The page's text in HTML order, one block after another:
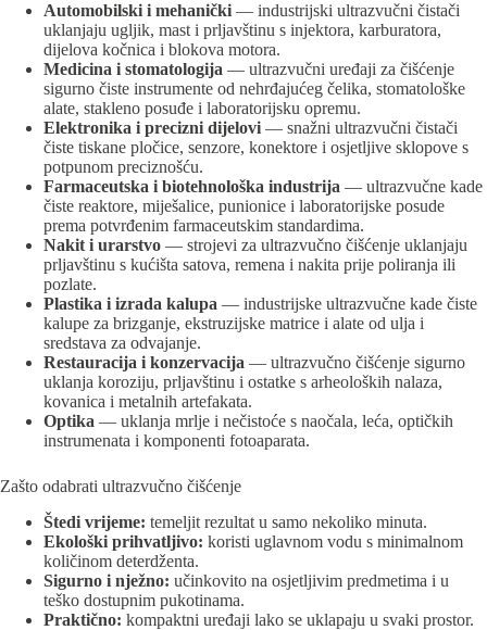
Automobilski i mehanički — industrijski ultrazvučni čistači
uklanjaju ugljik, mast i prljavštinu s injektora, karburatora,
dijelova kočnica i blokova motora.
Medicina i stomatologija — ultrazvučni uređaji za čišćenje
sigurno čiste instrumente od nehrđajućeg čelika, stomatološke
alate, stakleno posuđe i laboratorijsku opremu.
Elektronika i precizni dijelovi — snažni ultrazvučni čistači
čiste tiskane pločice, senzore, konektore i osjetljive sklopove s
potpunom preciznošću.
Farmaceutska i biotehnološka industrija — ultrazvučne kade
čiste reaktore, miješalice, punionice i laboratorijske posude
prema potvrđenim farmaceutskim standardima.
Nakit i urarstvo — strojevi za ultrazvučno čišćenje uklanjaju
prljavštinu s kućišta satova, remena i nakita prije poliranja ili
pozlate.
Plastika i izrada kalupa — industrijske ultrazvučne kade čiste
kalupe za brizganje, ekstruzijske matrice i alate od ulja i
sredstava za odvajanje.
Restauracija i konzervacija — ultrazvučno čišćenje sigurno
uklanja koroziju, prljavštinu i ostatke s arheoloških nalaza,
kovanica i metalnih artefakata.
Optika — uklanja mrlje i nečistoće s naočala, leća, optičkih
instrumenata i komponenti fotoaparata.
Zašto odabrati ultrazvučno čišćenje
Štedi vrijeme: temeljit rezultat u samo nekoliko minuta.
Ekološki prihvatljivo: koristi uglavnom vodu s minimalnom
količinom deterdženta.
Sigurno i nježno: učinkovito na osjetljivim predmetima i u
teško dostupnim pukotinama.
Praktično: kompaktni uređaji lako se uklapaju u svaki prostor.